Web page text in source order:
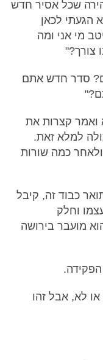
שכל אסיר חדש
הגעתי לכאן
מי אני ומה
צורך?"
סדר חדש אתם
ואמר קצרות את
למלא זאת.
כמה שורות
כבוד זה, קיבל
וחלק
מועבר בירושה
או לא, אבל זהו